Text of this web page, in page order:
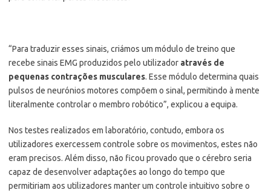
“Para traduzir esses sinais, criámos um módulo de treino que
recebe sinais EMG produzidos pelo utilizador através de
pequenas contrações musculares. Esse módulo determina quais
pulsos de neurónios motores compõem o sinal, permitindo à mente
literalmente controlar o membro robótico”, explicou a equipa.
Nos testes realizados em laboratório, contudo, embora os
utilizadores exercessem controle sobre os movimentos, estes não
eram precisos. Além disso, não ficou provado que o cérebro seria
capaz de desenvolver adaptações ao longo do tempo que
permitiriam aos utilizadores manter um controle intuitivo sobre o